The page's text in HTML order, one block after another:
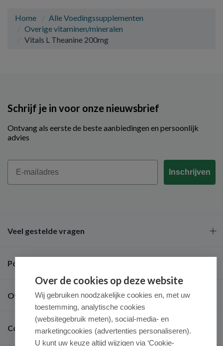
Home
Alle Voedingssupplementen
Overige vitaminen/mineralen
Vitals L Theanine 200mg
Schrijf je in voor onze nieuwsbrief
Ontvang als eerste de beste aanbiedingen en persoonlijk
advies
Email
Inschrijven
Veel gestelde vragen
Populaire merken
Over ons
Contact
Over de cookies op deze website
Wij gebruiken noodzakelijke cookies en, met uw
toestemming, analytische cookies
(websitegebruik meten), social-media- en
marketingcookies (advertenties personaliseren).
U kunt uw keuze altijd wijzigen via ‘Cookie-